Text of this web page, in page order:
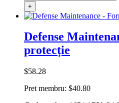
+
Defense
protecție
$58.28
Pret membru: $40.80